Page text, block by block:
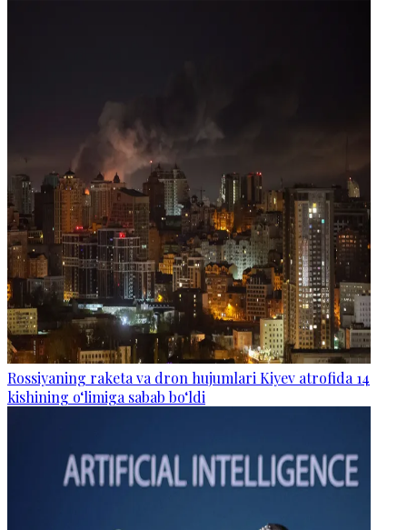
Rossiyaning raketa va dron hujumlari Kiyev atrofida 14
kishining o‘limiga sabab bo‘ldi